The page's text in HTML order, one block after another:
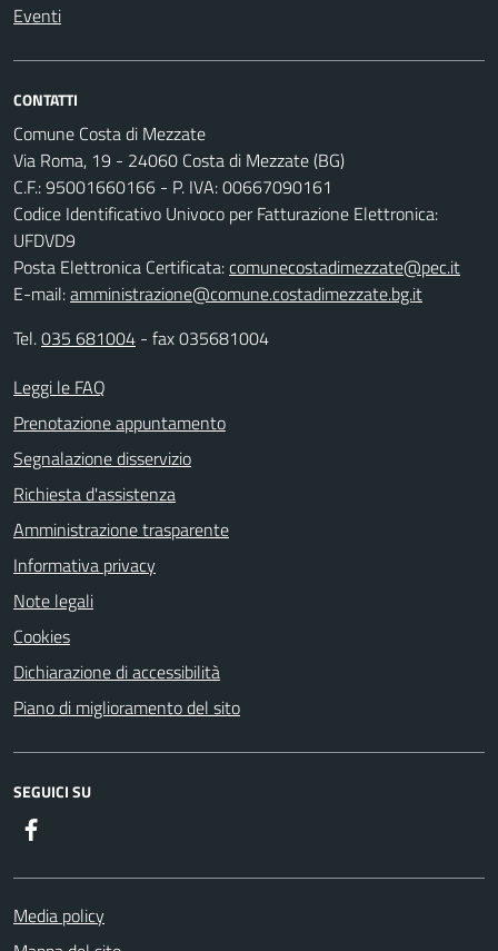
Eventi
CONTATTI
Comune Costa di Mezzate
Via Roma, 19 - 24060 Costa di Mezzate (BG)
C.F.: 95001660166 - P. IVA: 00667090161
Codice Identificativo Univoco per Fatturazione Elettronica:
UFDVD9
Posta Elettronica Certificata:comunecostadimezzate@pec.it
E-mail:amministrazione@comune.costadimezzate.bg.it
Tel.035 681004 - fax 035681004
Leggi le FAQ
Prenotazione appuntamento
Segnalazione disservizio
Richiesta d'assistenza
Amministrazione trasparente
Informativa privacy
Note legali
Cookies
Dichiarazione di accessibilità
Piano di miglioramento del sito
SEGUICI SU
Media policy